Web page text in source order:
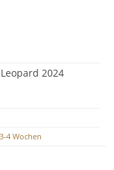
2024
4 Wochen